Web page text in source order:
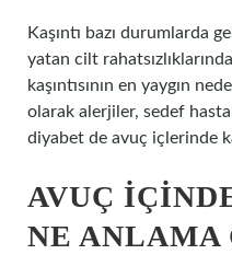
Kaşıntı bazı durumlarda
yatan cilt
kaşıntısının en yaygın
olarak alerjiler, sedef
diyabet de avuç içlerinde
AVUÇ
NE ANLAMA